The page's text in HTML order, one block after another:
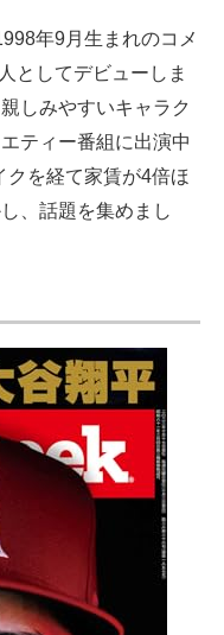
年9月生まれのコメ
としてデビューしま
しみやすいキャラク
ティー番組に出演中
を経て家賃が4倍ほ
、話題を集めまし